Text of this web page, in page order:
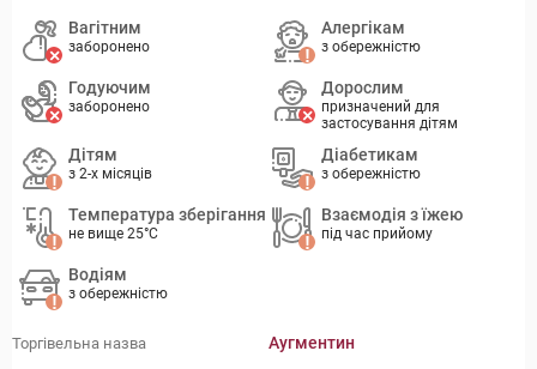
Вагітним
заборонено
Алергікам
з обережністю
Годуючим
заборонено
Дорослим
призначений для
застосування дітям
Дітям
з 2-х місяців
Діабетикам
з обережністю
Температура зберігання
не вище 25°C
Взаємодія з їжею
під час прийому
Водіям
з обережністю
Торгівельна назва Аугментин